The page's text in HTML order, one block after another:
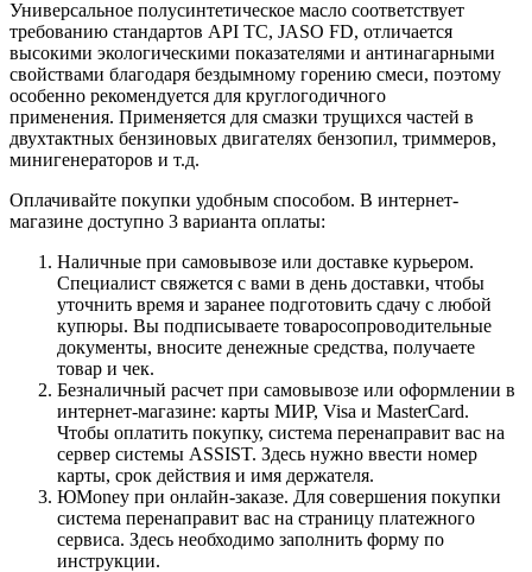
Универсальное полусинтетическое масло соответствует
требованию стандартов API TС, JASO FD, отличается
высокими экологическими показателями и антинагарными
свойствами благодаря бездымному горению смеси, поэтому
особенно рекомендуется для круглогодичного
применения. Применяется для смазки трущихся частей в
двухтактных бензиновых двигателях бензопил, триммеров,
минигенераторов и т.д.
Оплачивайте покупки удобным способом. В интернет-
магазине доступно 3 варианта оплаты:
Наличные при самовывозе или доставке курьером.
Специалист свяжется с вами в день доставки, чтобы
уточнить время и заранее подготовить сдачу с любой
купюры. Вы подписываете товаросопроводительные
документы, вносите денежные средства, получаете
товар и чек.
Безналичный расчет при самовывозе или оформлении в
интернет-магазине: карты МИР, Visa и MasterCard.
Чтобы оплатить покупку, система перенаправит вас на
сервер системы ASSIST. Здесь нужно ввести номер
карты, срок действия и имя держателя.
ЮMoney при онлайн-заказе. Для совершения покупки
система перенаправит вас на страницу платежного
сервиса. Здесь необходимо заполнить форму по
инструкции.